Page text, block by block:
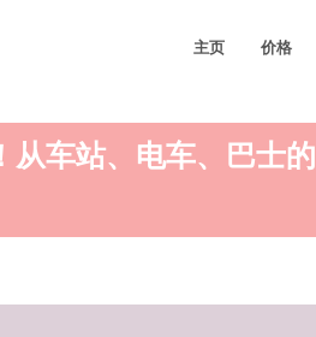
主页 价格
从车站、电车、巴士的